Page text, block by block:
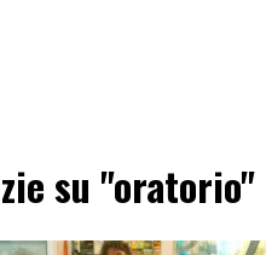
su "oratorio"